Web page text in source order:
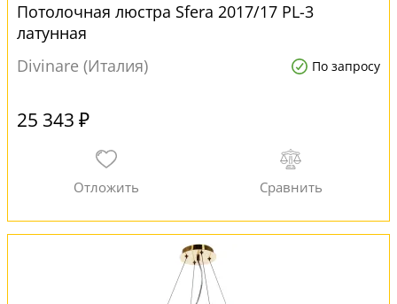
Потолочная люстра Sfera 2017/17 PL-3
латунная
Divinare (Италия)
По запросу
25 343 ₽